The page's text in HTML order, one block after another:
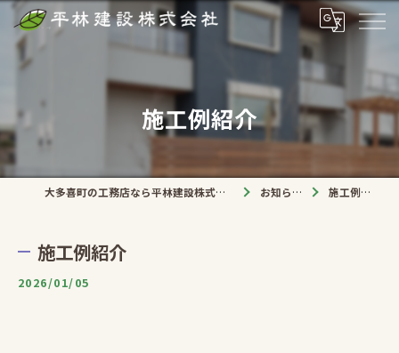
施工例紹介
大多喜町の工務店なら平林建設株式会社 お知らせ 施工例紹介
施工例紹介
2026/01/05